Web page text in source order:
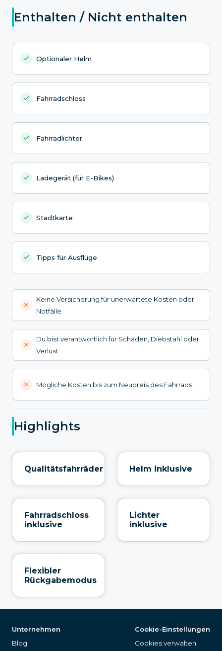
Enthalten / Nicht enthalten
Optionaler Helm
Fahrradschloss
Fahrradlichter
Ladegerät (für E-Bikes)
Stadtkarte
Tipps für Ausflüge
Keine Versicherung für unerwartete Kosten oder
Notfälle
Du bist verantwortlich für Schäden, Diebstahl oder
Verlust
Mögliche Kosten bis zum Neupreis des Fahrrads
Highlights
Qualitätsfahrräder Helm inklusive
Fahrradschloss
inklusive
Lichter
inklusive
Flexibler
Rückgabemodus
Unternehmen
Blog
Cookie-Einstellungen
Cookies verwalten